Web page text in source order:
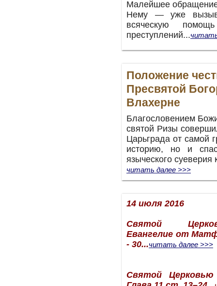
Малейшее
Нему — уже
всяческую
преступлений...
Положение
Пресвятой
Влахерне
Благословением
святой Ризы
Царьграда от самой
историю, но и
языческого суеверия
читать далее >>>
14 июля 2016
Святой
Евангелие от
- 30...читать далее >>>
Святой